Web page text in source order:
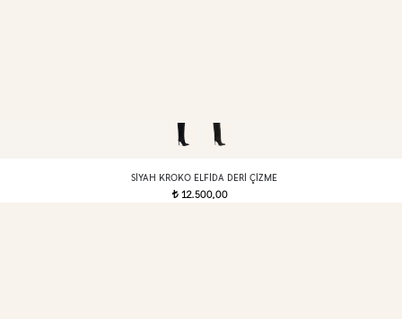
SIYAH KROKO ELFIDA DERI ÇIZME
t 12.500,00